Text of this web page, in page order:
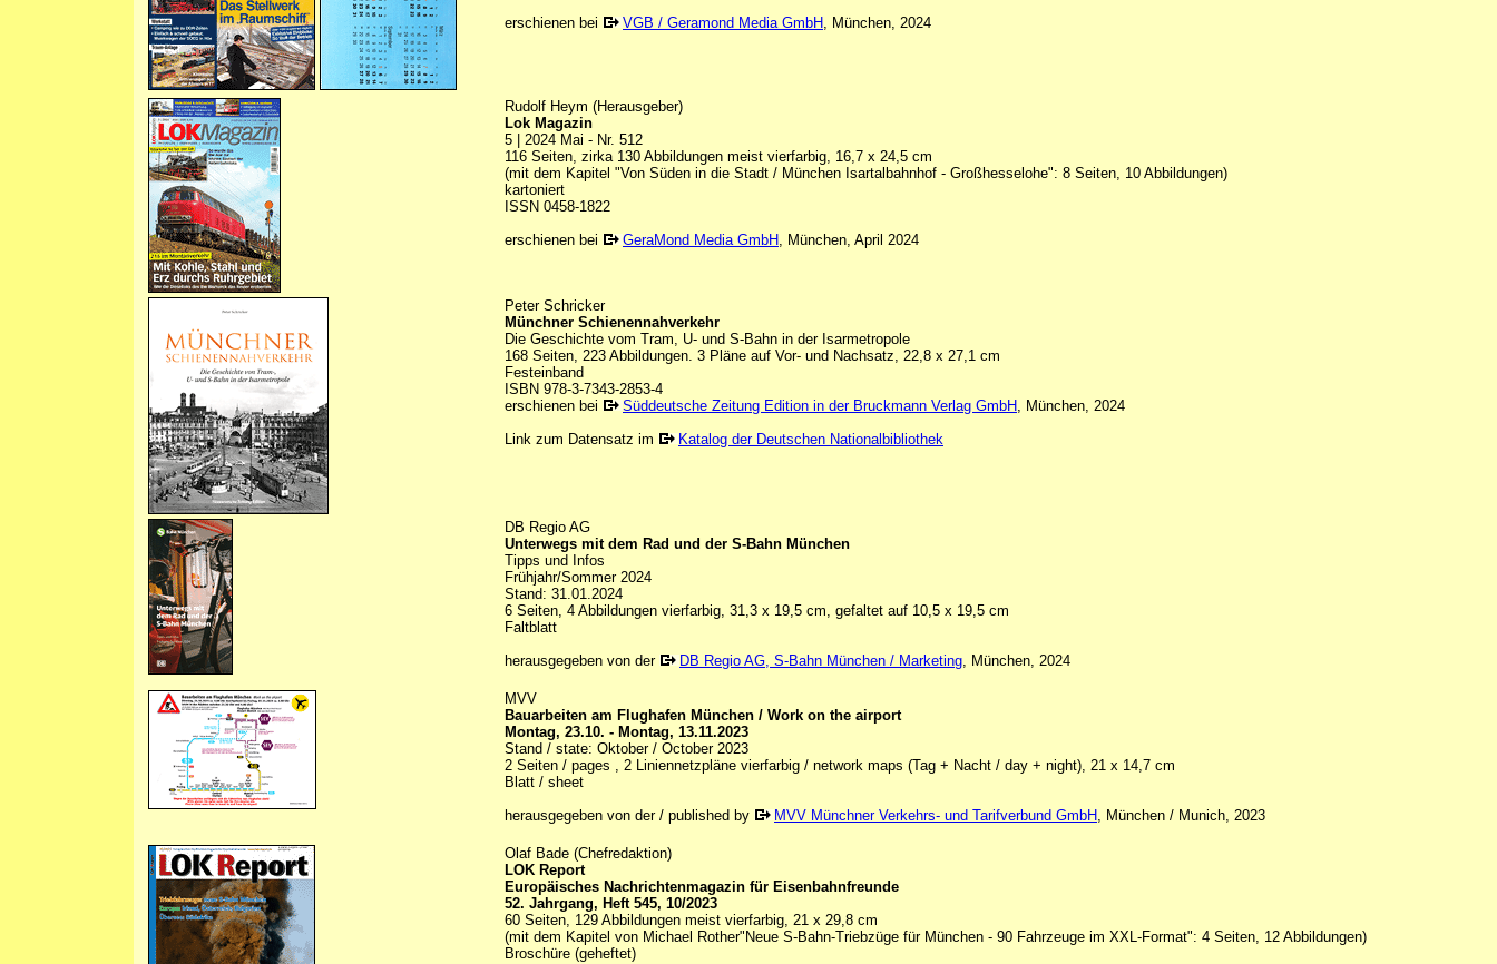
erschienen bei
VGB / Geramond Media GmbH, München, 2024
Rudolf Heym (Herausgeber)
Lok Magazin
5 | 2024 Mai - Nr. 512
116 Seiten, zirka 130 Abbildungen meist vierfarbig, 16,7 x 24,5 cm
(mit dem Kapitel "Von Süden in die Stadt / München Isartalbahnhof - Großhesselohe": 8 Seiten, 10 Abbildungen)
kartoniert
ISSN 0458-1822
erschienen bei
GeraMond Media GmbH, München, April 2024
Peter Schricker
Münchner Schienennahverkehr
Die Geschichte vom Tram, U- und S-Bahn in der Isarmetropole
168 Seiten, 223 Abbildungen. 3 Pläne auf Vor- und Nachsatz, 22,8 x 27,1 cm
Festeinband
ISBN 978-3-7343-2853-4
erschienen bei
Süddeutsche Zeitung Edition in der Bruckmann Verlag GmbH, München, 2024
Link zum Datensatz im
Katalog der Deutschen Nationalbibliothek
DB Regio AG
Unterwegs mit dem Rad und der S-Bahn München
Tipps und Infos
Frühjahr/Sommer 2024
Stand: 31.01.2024
6 Seiten, 4 Abbildungen vierfarbig, 31,3 x 19,5 cm, gefaltet auf 10,5 x 19,5 cm
Faltblatt
herausgegeben von der
DB Regio AG, S-Bahn München / Marketing, München, 2024
MVV
Bauarbeiten am Flughafen München / Work on the airport
Montag, 23.10. - Montag, 13.11.2023
Stand / state: Oktober / October 2023
2 Seiten / pages , 2 Liniennetzpläne vierfarbig / network maps (Tag + Nacht / day + night), 21 x 14,7 cm
Blatt / sheet
herausgegeben von der / published by
MVV Münchner Verkehrs- und Tarifverbund GmbH, München / Munich, 2023
Olaf Bade (Chefredaktion)
LOK Report
Europäisches Nachrichtenmagazin für Eisenbahnfreunde
52. Jahrgang, Heft 545, 10/2023
60 Seiten, 129 Abbildungen meist vierfarbig, 21 x 29,8 cm
(mit dem Kapitel von Michael Rother"Neue S-Bahn-Triebzüge für München - 90 Fahrzeuge im XXL-Format": 4 Seiten, 12 Abbildungen)
Broschüre (geheftet)